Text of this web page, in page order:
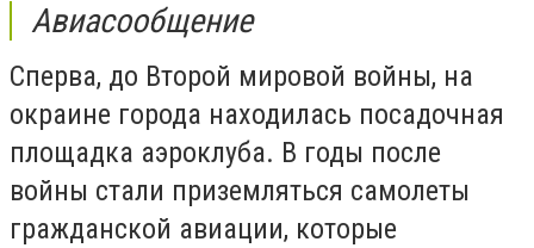
Авиасообщение
Сперва, до Второй мировой войны, на
окраине города находилась посадочная
площадка аэроклуба. В годы после
войны стали приземляться самолеты
гражданской авиации, которые